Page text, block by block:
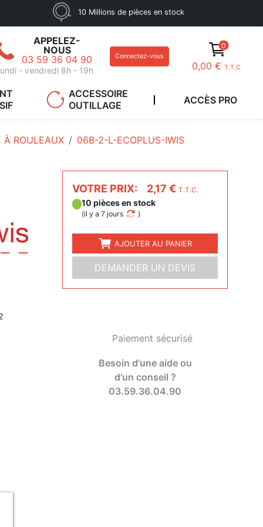
10 Millions de pièces en stock
APPELEZ-
NOUS
03 59 36 04 90
- vendredi 8h - 19h
Connectez-vous
0
0,00 € T.T.C.
ACCESSOIRE
OUTILLAGE
ACCÈS PRO
ROULEAUX 06B-2-L-ECOPLUS-IWIS
VOTRE PRIX: 2,17 € T.T.C.
10 pièces en stock
(il y a 7 jours )
AJOUTER AU PANIER
DEMANDER UN DEVIS
Paiement sécurisé
Besoin d'une aide ou
d'un conseil ?
03.59.36.04.90